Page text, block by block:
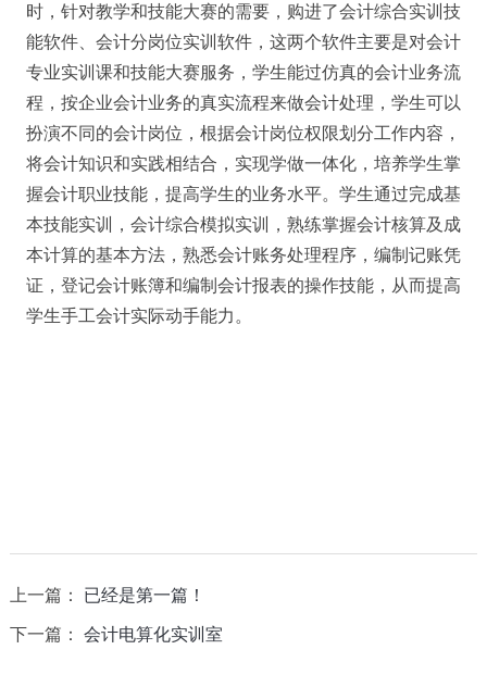
时， 针对教学和技能大赛的需要，购进了会计综合实训技
能软件、会计分岗位实训软件， 这两个软件主要是对会计
专业实训课和技能大赛服务，学生能过仿真的会计业务流
程，按企业会计业务的真实流程来做会计处理，学生可以
扮演不同的会计岗位，根据会计岗位权限划分工作内容，
将会计知识和实践相结合，实现学做一体化，培养学生掌
握会计职业技能，提高学生的业务水平。学生通过完成基
本技能实训，会计综合模拟实训，熟练掌握会计核算及成
本计算的基本方法，熟悉会计账务处理程序，编制记账凭
证，登记会计账簿和编制会计报表的操作技能，从而提高
学生手工会计实际动手能力。
上一篇： 已经是第一篇！
下一篇： 会计电算化实训室